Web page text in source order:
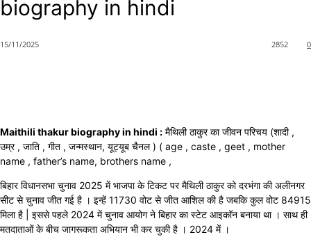
biography in hindi
15/11/2025 0
2852
Maithili thakur biography in hindi : मैथिली ठाकुर का जीवन परिचय (शादी ,
उम्र , जाति , गीत , जन्मस्थान, यूट्यूब चैनल ) ( age , caste , geet , mother
name , father’s name, brothers name ,
बिहार विधानसभा चुनाव 2025 में भाजपा के टिकट पर मैथिली ठाकुर को दरभंगा की अलीनगर
सीट से चुनाव जीत गई है । इन्हें 11730 वोट से जीत आशिल की है जबकि कुल वोट 84915
मिला है | इससे पहले 2024 में चुनाव आयोग ने बिहार का स्टेट आइकॉन बनाया था । साथ ही
मतदाताओं के बीच जागरूकता अभियान भी कर चुकी है । 2024 में ।